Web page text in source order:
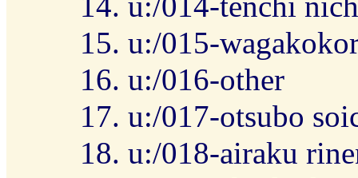
u:/015-
u:/016-other
u:/017-otsubo
u:/018-airaku